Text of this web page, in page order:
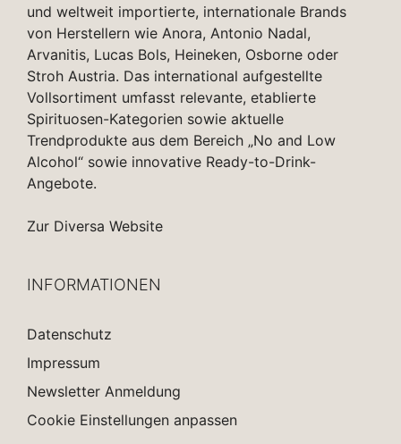
und weltweit importierte, internationale Brands
von Herstellern wie Anora, Antonio Nadal,
Arvanitis, Lucas Bols, Heineken, Osborne oder
Stroh Austria. Das international aufgestellte
Vollsortiment umfasst relevante, etablierte
Spirituosen-Kategorien sowie aktuelle
Trendprodukte aus dem Bereich „No and Low
Alcohol“ sowie innovative Ready-to-Drink-
Angebote.
Zur Diversa Website
INFORMATIONEN
Datenschutz
Impressum
Newsletter Anmeldung
Cookie Einstellungen anpassen